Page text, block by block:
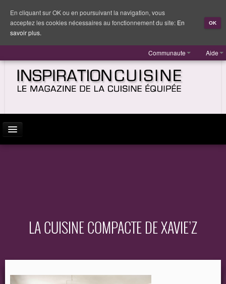
Communaute Aide
GUIDE
LA CUISINE COMPACTE DE XAVIE’Z
En cliquant sur OK ou en poursuivant la navigation, vous
acceptez les cookies nécessaires au fonctionnement du site: En
savoir plus.
OK